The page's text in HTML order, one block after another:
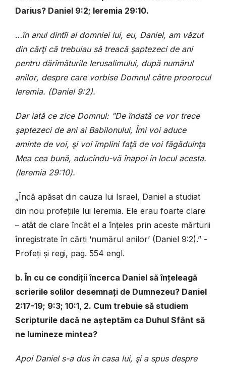
Darius? Daniel 9:2; Ieremia 29:10.
…în anul dintîi al domniei lui, eu, Daniel, am văzut
din cărţi că trebuiau să treacă şaptezeci de ani
pentru dărîmăturile Ierusalimului, după numărul
anilor, despre care vorbise Domnul către proorocul
Ieremia. (Daniel 9:2).
Dar iată ce zice Domnul: "Deîndată ce vor trece
şaptezeci de ani ai Babilonului, Îmi voi aduce
aminte de voi, şi voiîmplini faţă de voi făgăduinţa
Mea cea bună, aducîndu-vă înapoiîn locul acesta.
(Ieremia 29:10).
„Încă apăsat din cauza lui Israel, Daniel a studiat
din nou profețiile lui Ieremia. Ele erau foarte clare
– atât de clare încât el a înțeles prin aceste mărturii
înregistrate în cărți ‘numărul anilor’ (Daniel 9:2).” -
Profeți și regi, pag. 554 engl.
b. În cu ce condiții încerca Daniel să înțeleagă
scrierile solilor desemnați de Dumnezeu? Daniel
2:17-19; 9:3; 10:1, 2. Cum trebuie să studiem
Scripturile dacă ne așteptăm ca Duhul Sfânt să
ne lumineze mintea?
Apoi Daniel s-a dusîn casa lui, şi a spus despre